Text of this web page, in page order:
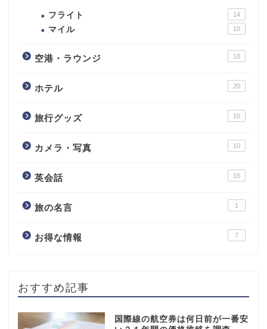
フライト 14
マイル 10
空港・ラウンジ 18
ホテル 20
旅行グッズ 10
カメラ・写真 10
英会話 16
旅の名言 1
お得な情報 7
おすすめ記事
国際線の航空券は何日前が一番安